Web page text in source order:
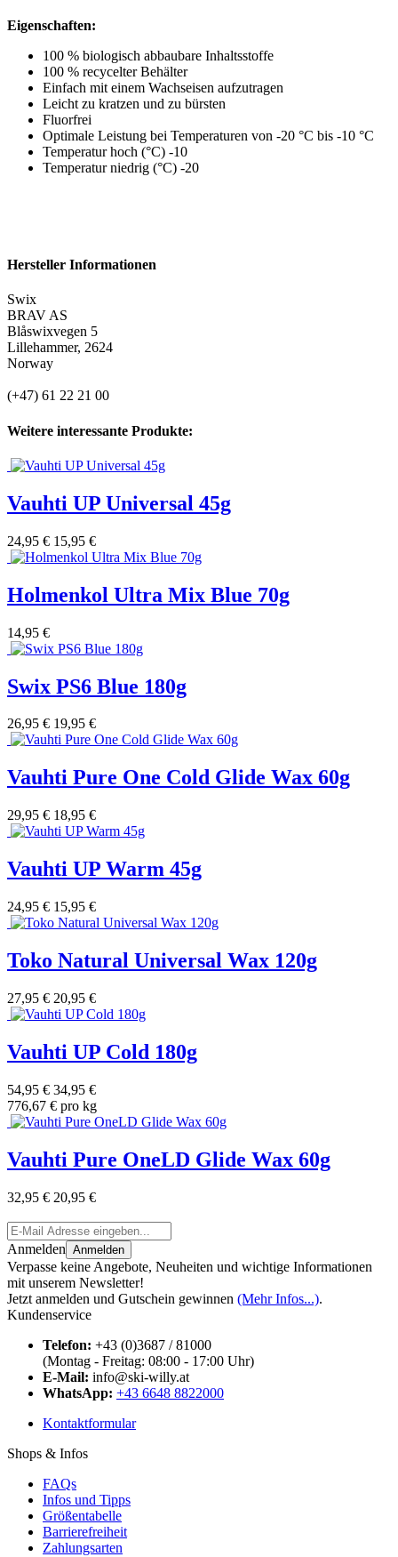
Eigenschaften:
100 % biologisch abbaubare Inhaltsstoffe
100 % recycelter Behälter
Einfach mit einem Wachseisen aufzutragen
Leicht zu kratzen und zu bürsten
Fluorfrei
Optimale Leistung bei Temperaturen von -20 °C bis -10 °C
Temperatur hoch (°C) -10
Temperatur niedrig (°C) -20
Hersteller Informationen
Swix
BRAV AS
Blåswixvegen 5
Lillehammer, 2624
Norway
(+47) 61 22 21 00
Weitere interessante Produkte:
Vauhti UP Universal 45g
24,95 € 15,95 €
Holmenkol Ultra Mix Blue 70g
14,95 €
Swix PS6 Blue 180g
26,95 € 19,95 €
Vauhti Pure One Cold Glide Wax 60g
29,95 € 18,95 €
Vauhti UP Warm 45g
24,95 € 15,95 €
Toko Natural Universal Wax 120g
27,95 € 20,95 €
Vauhti UP Cold 180g
54,95 € 34,95 €
776,67 € pro kg
Vauhti Pure OneLD Glide Wax 60g
32,95 € 20,95 €
Anmelden Anmelden
Verpasse keine Angebote, Neuheiten und wichtige Informationen
mit unserem Newsletter!
Jetzt anmelden und Gutschein gewinnen (Mehr Infos...).
Kundenservice
Telefon: +43 (0)3687 / 81000
(Montag - Freitag: 08:00 - 17:00 Uhr)
E-Mail: info@ski-willy.at
WhatsApp: +43 6648 8822000
Kontaktformular
Shops & Infos
FAQs
Infos und Tipps
Größentabelle
Barrierefreiheit
Zahlungsarten